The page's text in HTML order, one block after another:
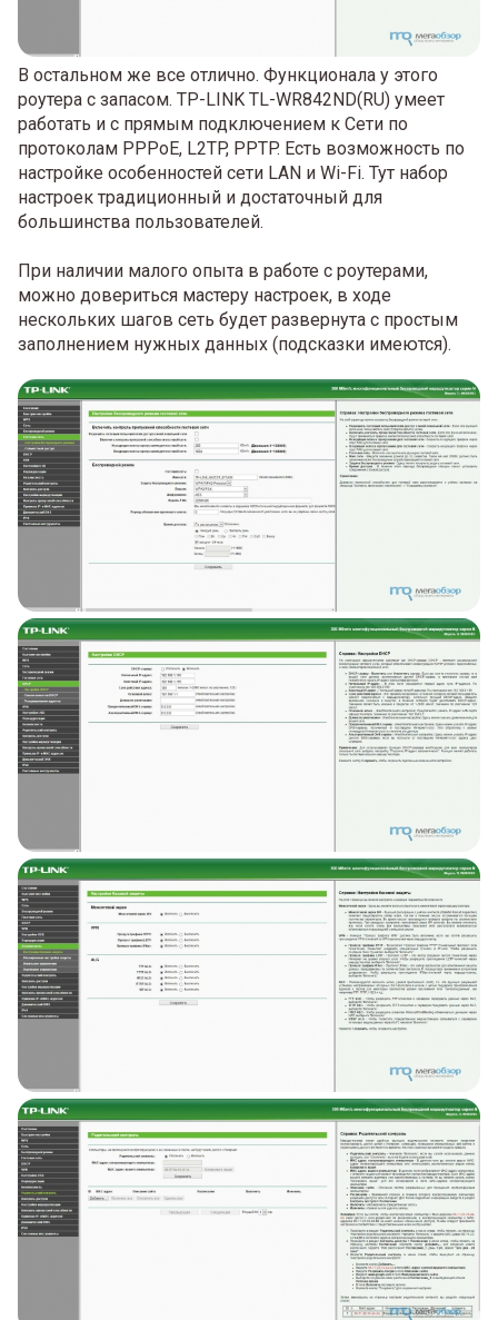
В остальном же все отлично. Функционала у этого
роутера с запасом. TP-LINK TL-WR842ND(RU) умеет
работать и с прямым подключением к Сети по
протоколам PPPoE, L2TP, PPTP. Есть возможность по
настройке особенностей сети LAN и Wi-Fi. Тут набор
настроек традиционный и достаточный для
большинства пользователей.
При наличии малого опыта в работе с роутерами,
можно довериться мастеру настроек, в ходе
нескольких шагов сеть будет развернута с простым
заполнением нужных данных (подсказки имеются).